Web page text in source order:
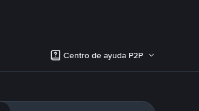
Centro de ayuda P2P